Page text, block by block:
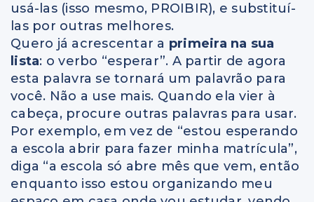
usá-las (isso mesmo, PROIBIR), e substituí-
las por outras melhores.
Quero já acrescentar a primeira na sua
lista: o verbo “esperar”. A partir de agora
esta palavra se tornará um palavrão para
você. Não a use mais. Quando ela vier à
cabeça, procure outras palavras para usar.
Por exemplo, em vez de “estou esperando
a escola abrir para fazer minha matrícula”,
diga “a escola só abre mês que vem, então
enquanto isso estou organizando meu